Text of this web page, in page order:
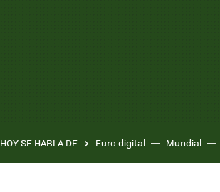
HOY SE HABLA DE Euro digital Mundial